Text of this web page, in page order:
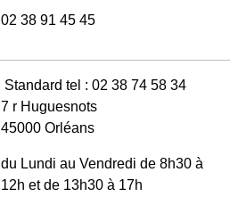
02 38 91 45 45
Standard tel : 02 38 74 58 34
7 r Huguesnots
45000 Orléans
du Lundi au Vendredi de 8h30 à
12h et de 13h30 à 17h